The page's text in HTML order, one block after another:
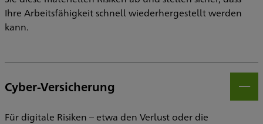
Ihre Arbeitsfähigkeit schnell wiederhergestellt werden
kann.
Cyber-Versicherung
Für digitale Risiken – etwa den Verlust oder die